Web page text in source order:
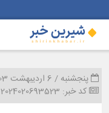
پنجشنبه / 6 اردیبهشت 1403
کد خبر: 2024020693523